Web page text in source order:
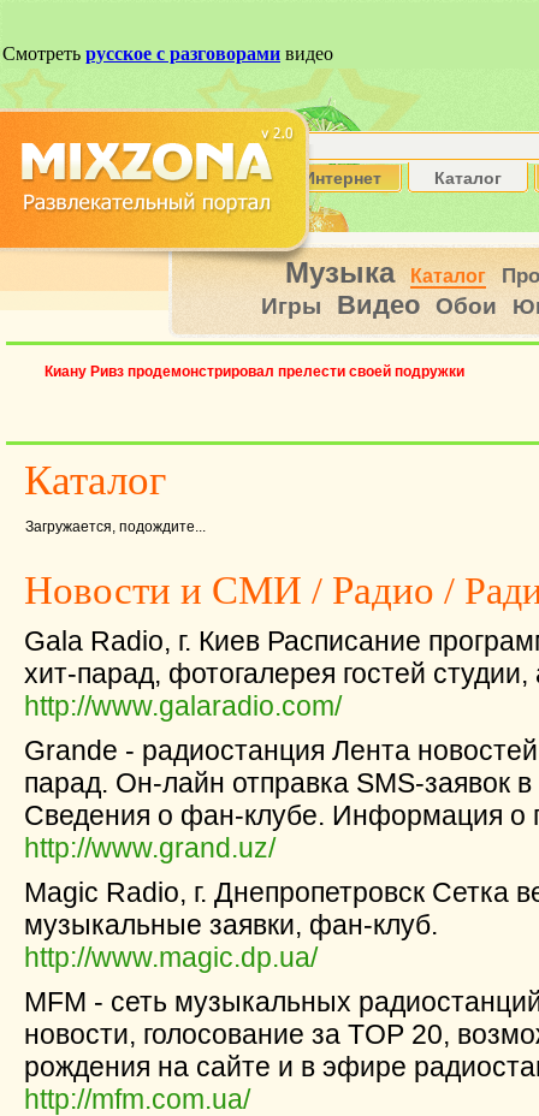
Интернет Каталог
Музыка Каталог
Игры Видео Обои
Киану Ривз продемонстрировал прелести своей подружки
Каталог
Загружается, подождите...
Новости и СМИ / Радио /
Gala Radio, г. Киев Расписание
хит-парад, фотогалерея гостей
http://www.galaradio.com/
Grande - радиостанция Лента
парад. Он-лайн отправка SMS-заявок
Сведения о фан-клубе. Информация о
http://www.grand.uz/
Magic Radio, г. Днепропетровск Сетка
музыкальные заявки, фан-клуб.
http://www.magic.dp.ua/
MFM - сеть музыкальных
новости, голосование за TOP 20,
рождения на сайте и в эфире
http://mfm.com.ua/